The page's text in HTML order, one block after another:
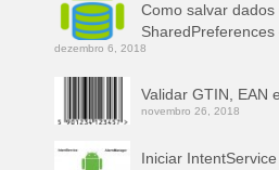
Como salvar dados
SharedPreferences
dezembro 6, 2018
Validar GTIN, EAN
novembro 26, 2018
Iniciar